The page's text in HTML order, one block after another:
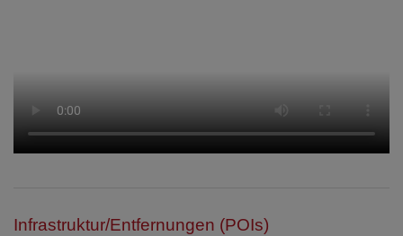
Infrastruktur/Entfernungen (POIs)